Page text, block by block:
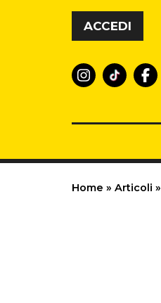
Vai al contenuto
ACCEDI
Home » Articoli »